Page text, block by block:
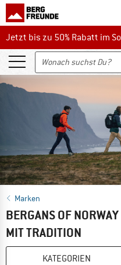
Jetzt bis zu 50% Rabatt im
Jetzt bis zu 50% Rabatt im
Marken
BERGANS OF
MIT TRADITION
KATEGORIEN